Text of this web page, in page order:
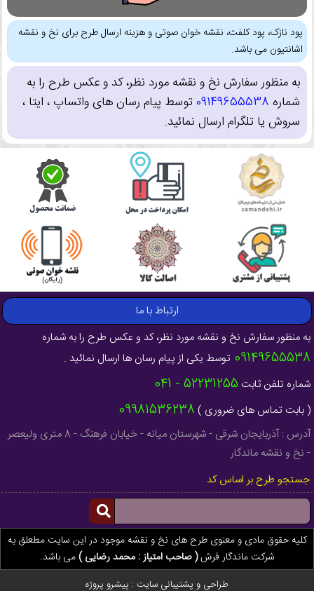
پود نازک، پود کلفت، نقشه خوان صوتی و هزینه ارسال طرح برای نخ و نقشه
اشانتیون می باشد.
به منظور سفارش نخ و نقشه مورد نظر، کد و عکس طرح را به
شماره 09149655538توسط پیام رسان های واتساپ ، ایتا ،
سروش یا تلگرام ارسال نمائید.
ارتباط با ما
به منظور سفارش نخ و نقشه مورد نظر، کد و عکس طرح را به شماره
09149655538 توسط یکی از پیام رسان ها ارسال نمائید .
شماره تلفن ثابت 52231255 - 041
( بابت تماس های ضروری ) 09981536238
آدرس : آذربایجان شرقی - شهرستان میانه - خیابان فرهنگ - 8 متری ولیعصر
- نخ و نقشه ماندگار
جستجو طرح بر اساس کد
کلیه حقوق مادی و معنوی طرح های نخ و نقشه موجود در این سایت مطعلق به
شرکت ماندگار فرش( صاحب امتیاز : محمد رضایی )می باشد.
طراحی و پشتیبانی سایت : پیشرو پروژه